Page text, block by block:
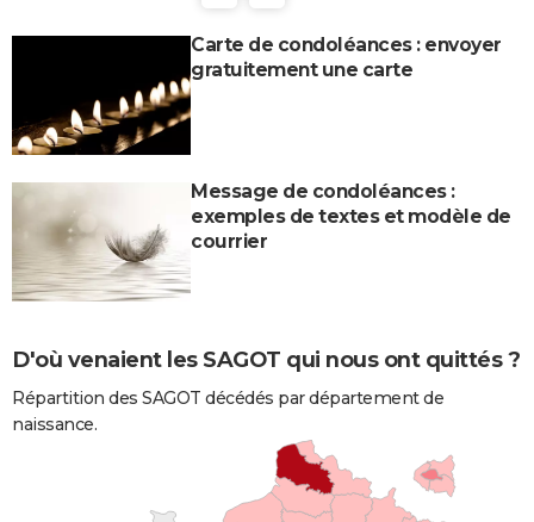
Carte de condoléances : envoyer
gratuitement une carte
Message de condoléances :
exemples de textes et modèle de
courrier
D'où venaient les SAGOT qui nous ont quittés ?
Répartition des SAGOT décédés par département de
naissance.